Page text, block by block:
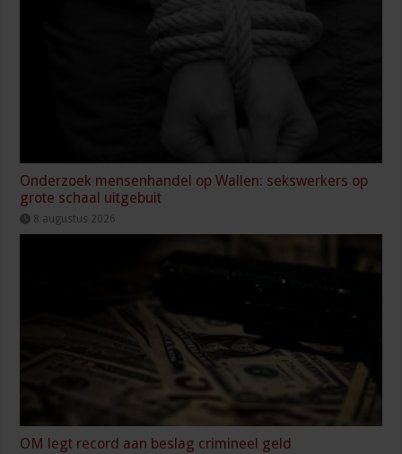
Onderzoek mensenhandel op Wallen: sekswerkers op
grote schaal uitgebuit
8 augustus 2026
OM legt record aan beslag crimineel geld